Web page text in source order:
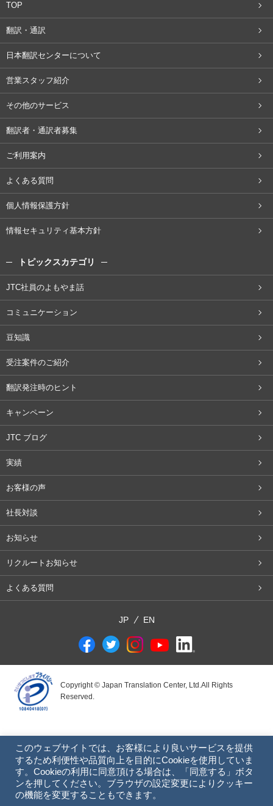
TOP
翻訳・通訳
日本翻訳センターについて
営業スタッフ紹介
その他のサービス
翻訳者・通訳者募集
ご利用案内
よくある質問
個人情報保護方針
情報セキュリティ基本方針
トピックスカテゴリ
JTC社員のよもやま話
コミュニケーション
豆知識
受注案件のご紹介
翻訳発注時のヒント
キャンペーン
JTC ブログ
実績
お客様の声
社長対談
お知らせ
リクルートお知らせ
よくある質問
JP EN
Copyright © Japan Translation Center, Ltd.All Rights
Reserved.
このウェブサイトでは、お客様により良いサービスを提供
するため利便性や品質向上を目的にCookieを使用していま
す。Cookieの利用に同意頂ける場合は、「同意する」ボタ
ンを押してください。ブラウザの設定変更によりクッキー
の機能を変更することもできます。